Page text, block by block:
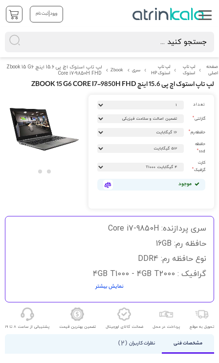
ورود|ثبت نام
صفحه
اصلی
لپ تاپ
استوک
لپ تاپ
استوک HP
سری Zbook
لپ تاپ استوک اچ پی 15.6 اینچ Zbook 15 G6
Core i7-9850H FHD
لپ تاپ استوک اچ پی 15.6 اینچ ZBOOK 15 G6 CORE I7-9850H FHD
تصاویر
تعداد
گارانتی
حافظه رم
حافظه
ssd
کارت
گرافیک
موجود
سری پردازنده: Core i7-9850H
حافظه رم: 16GB
نوع حافظه رم: DDR4
گرافیک : 4GB T1000 - 4GB T2000
نوع حافظه داخلی: SSD
اندازه صفحه نمایش: 15.6 اینچ
نمایش بیشتر
تحویل به موقع پرداخت در محل ضمانت کالای اورجینال تضمین بهترین قیمت پشتیبانی از ساعت 8 تا 19
مشخصات فنی نظرات کاربران 2